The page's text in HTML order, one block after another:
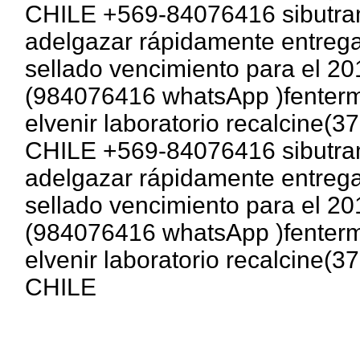
CHILE +569-84076416
adelgazar rápidamente
sellado vencimiento para el
(984076416 whatsApp
elvenir laboratorio
CHILE +569-84076416
adelgazar rápidamente
sellado vencimiento para el
(984076416 whatsApp
elvenir laboratorio
CHILE